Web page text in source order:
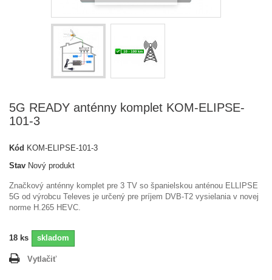
5G READY anténny komplet KOM-ELIPSE-
101-3
Kód KOM-ELIPSE-101-3
Stav Nový produkt
Značkový anténny komplet pre 3 TV so španielskou anténou ELLIPSE
5G od výrobcu Televes je určený pre príjem DVB-T2 vysielania v novej
norme H.265 HEVC
18 ks skladom
Vytlačiť